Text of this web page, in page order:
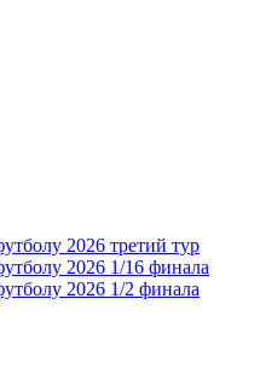
2026 третий тур
2026 1/16 финала
2026 1/2 финала